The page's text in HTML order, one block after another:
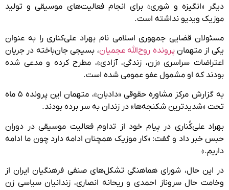
دیگر «انگیزه و شوری» برای انجام فعالیت‌های موسیقی و تولید
موزیک ویدیو نداشته است.
مسئولان قضایی جمهوری اسلامی نام بهراد علی‌کناری را به عنوان
یکی از متهمانپرونده روح‌الله عجمیان، بسیجی جان‌باخته در جریان
اعتراضات سراسری «زن، زندگی، آزادی»، مطرح کرده و مدعی شده
بودند که او مشمول عفو عمومی شده است.
به گزارش مرکز مشاوره حقوقی «دادبان»، متهمان این پرونده ۵ ماه
تحت «شدیدترین شکنجه‌ها» در زندان به سر برده بودند.
بهراد علی‌کُناری در پیام خود از تداوم فعالیت موسیقی در دوران
حبس خبر داد و گفت: «کار موزیک همچنان ادامه دارد چون ما ادامه
داریم.»
در این حال، شورای هماهنگی تشکل‌های صنفی فرهنگیان ایران از
وخامت حال سروناز احمدی و ریحانه انصاری، زندانیان سیاسی زن